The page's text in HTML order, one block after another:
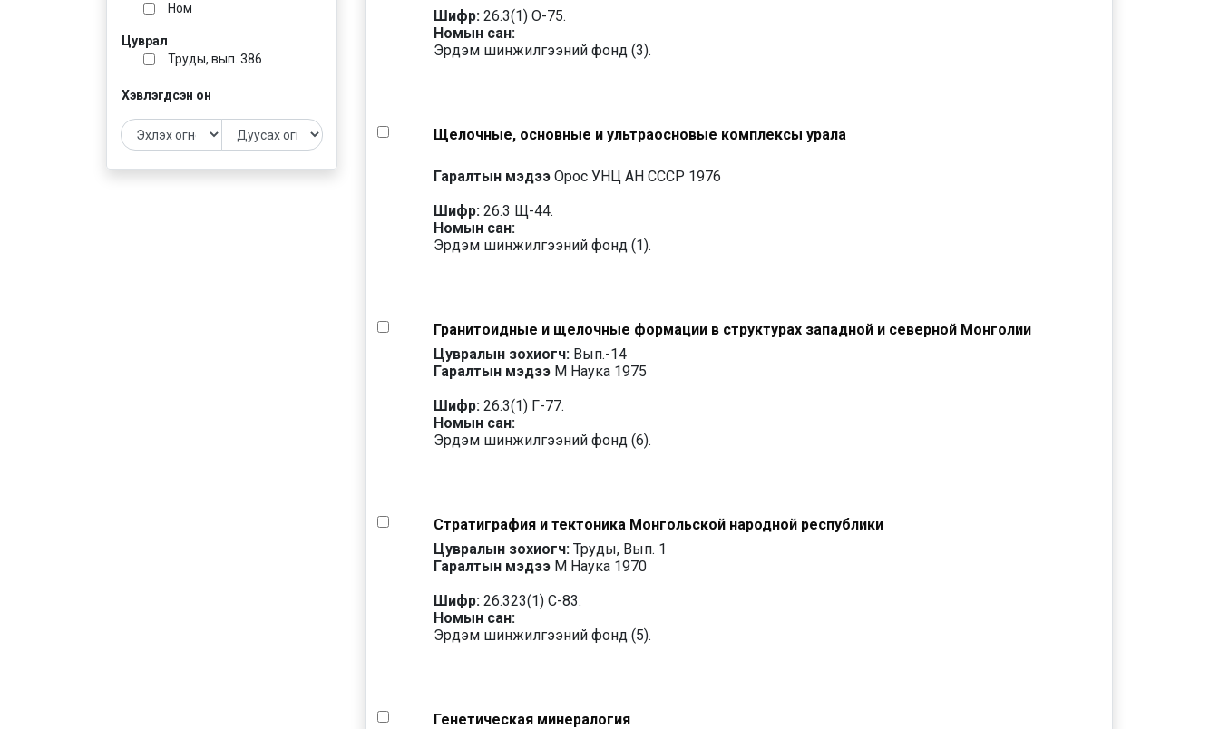
Ном
Цуврал
Труды, вып. 386
Хэвлэгдсэн он
Шифр: 26.3(1) О-75.
Номын сан:
Эрдэм шинжилгээний фонд (3).
Щелочные, основные и ультраосновые комплексы урала
Гаралтын мэдээ Орос УНЦ АН СССР 1976
Шифр: 26.3 Щ-44.
Номын сан:
Эрдэм шинжилгээний фонд (1).
Гранитоидные и щелочные формации в структурах западной и северной Монголии
Цувралын зохиогч: Вып.-14
Гаралтын мэдээ М Наука 1975
Шифр: 26.3(1) Г-77.
Номын сан:
Эрдэм шинжилгээний фонд (6).
Стратиграфия и тектоника Монгольской народной республики
Цувралын зохиогч: Труды, Вып. 1
Гаралтын мэдээ М Наука 1970
Шифр: 26.323(1) С-83.
Номын сан:
Эрдэм шинжилгээний фонд (5).
Генетическая минералогия